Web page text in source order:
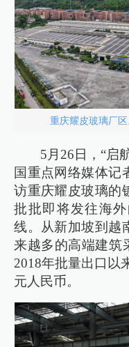
重庆耀皮玻璃厂
5月26日，“启
国重点网络媒体记
访重庆耀皮玻璃的
批批即将发往海
线。从新加坡到越
来越多的高端建筑
2018年批量出口以
元人民币。